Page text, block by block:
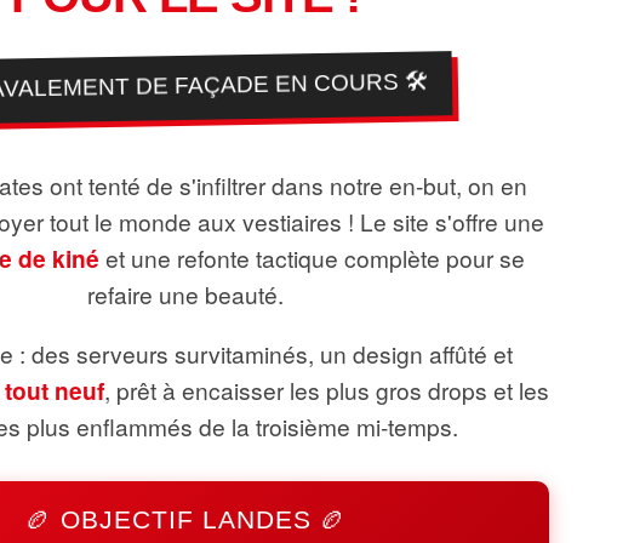
DE FAÇADE EN COURS 🛠️
ont tenté de s'infiltrer dans notre en-but, on en
tout le monde aux vestiaires ! Le site s'offre une
de kiné et une refonte tactique complète pour se
refaire une beauté.
: des serveurs survitaminés, un design affûté et
neuf, prêt à encaisser les plus gros drops et les
plus enflammés de la troisième mi-temps.
🏉 OBJECTIF LANDES 🏉